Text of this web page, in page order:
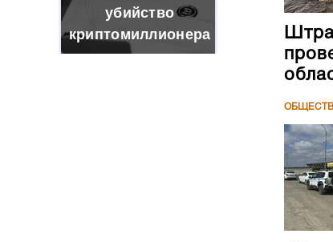
убийство
криптомиллионера